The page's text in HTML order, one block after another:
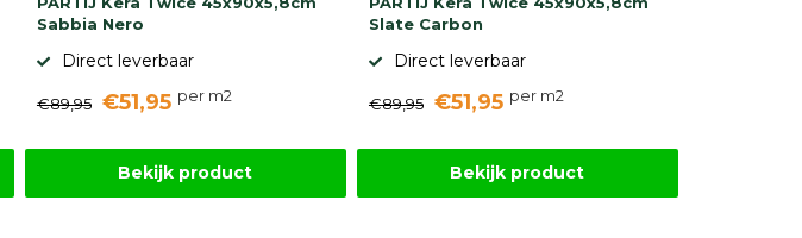
Sabbia Nero
Direct leverbaar
€89,95 €51,95 per m2
Bekijk product
Slate Carbon
Direct leverbaar
€89,95 €51,95 per m2
Bekijk product